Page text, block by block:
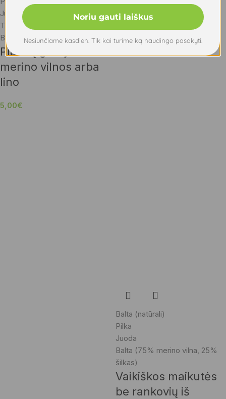
Juoda
Tamsiai mėlyna (žalsva jūros)
Baklažano
Plaukų gumytė iš
merino vilnos arba
lino
5,00€
Balta (natūrali)
Pilka
Juoda
Balta (75% merino vilna, 25%
šilkas)
Vaikiškos maikutės
be rankovių iš
Noriu gauti laiškus
Nesiunčiame kasdien. Tik kai turime ką naudingo pasakyti.